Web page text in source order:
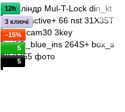
12h
3 ключі
−15%
5
5